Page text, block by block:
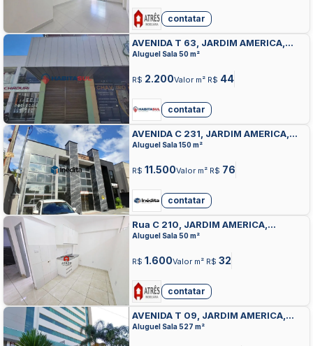
contatar
AVENIDA T 63, JARDIM AMERICA,
GOIANIA
Aluguel Sala 50 m²
R$ 2.200Valor m² R$ 44
contatar
AVENIDA C 231, JARDIM AMERICA,
GOIANIA
Aluguel Sala 150 m²
R$ 11.500Valor m² R$ 76
contatar
Rua C 210, JARDIM AMERICA,
GOIANIA
Aluguel Sala 50 m²
R$ 1.600Valor m² R$ 32
contatar
AVENIDA T 09, JARDIM AMERICA,
GOIANIA
Aluguel Sala 527 m²